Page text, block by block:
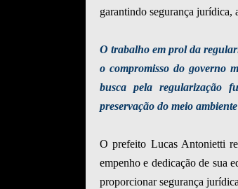
garantindo segurança jurídica,
O trabalho em prol da
o compromisso do governo
busca pela regularização
preservação do meio
O prefeito Lucas Antonietti
empenho e dedicação de sua
proporcionar segurança